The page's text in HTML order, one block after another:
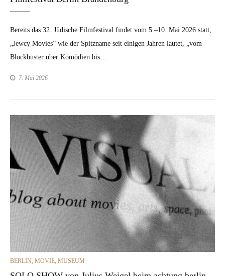
Bere­its das 32. Jüdis­che Film­fes­ti­val find­et vom 5.–10. Mai 2026 statt,
„Jew­cy Movies” wie der Spitz­name seit eini­gen Jahren lautet, „vom
Block­buster über Komö­di­en bis…
7. Mai 2026
CATEGORIES
BERLIN, MOVIE, MUSEUM